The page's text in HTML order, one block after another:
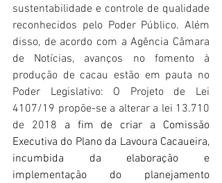
sustentabilidade e controle de qualidade
reconhecidos pelo Poder Público. Além
disso, de acordo com a Agência Câmara
de Notícias, avanços no fomento à
produção de cacau estão em pauta no
Poder Legislativo: O Projeto de Lei
4107/19 propõe-se a alterar a lei 13.710
de 2018 a fim de criar a Comissão
Executiva do Plano da Lavoura Cacaueira,
incumbida da elaboração e
implementação do planejamento